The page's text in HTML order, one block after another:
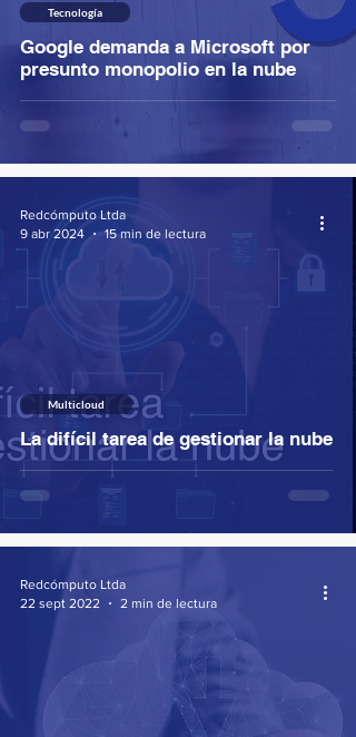
Google demanda a Microsoft por
presunto monopolio en la nube
Tecnología
La difícil tarea de gestionar la nube
Multicloud
Redcómputo Ltda
9 abr 2024
15 min de lectura
Redcómputo Ltda
22 sept 2022
2 min de lectura